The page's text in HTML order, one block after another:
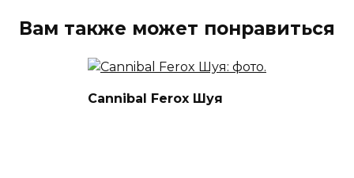
Вам также может понравиться
Cannibal Ferox Шуя